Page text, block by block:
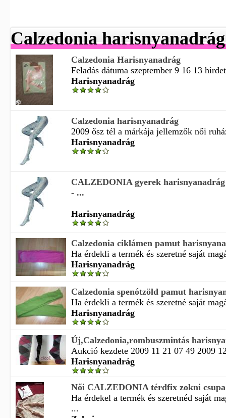
Calzedonia harisnyanadrág
Calzedonia Harisnyanadrág
Feladás dátuma szeptember 9 16 13
Harisnyanadrág
Calzedonia harisnyanadrág
2009 ősz tél a márkája jellemzők női
Harisnyanadrág
CALZEDONIA gyerek
- ...
Harisnyanadrág
Calzedonia ciklámen pamut
Ha érdekli a termék és szeretné saját
Harisnyanadrág
Calzedonia spenótzöld pamut
Ha érdekli a termék és szeretné saját
Harisnyanadrág
Új,Calzedonia,rombuszmintás
Aukció kezdete 2009 11 21 07 49 2009
Harisnyanadrág
Női CALZEDONIA térdfix zokni csupa
Ha érdekel a termék és szeretnéd saját
...